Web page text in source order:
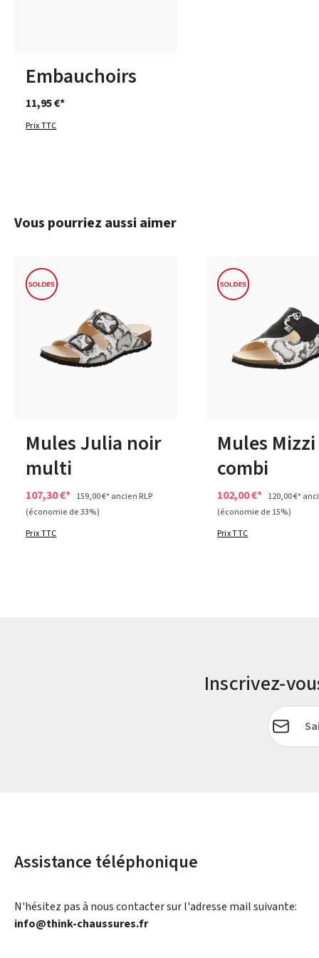
Embauchoirs
11,95 €*
Prix TTC
Ignorer la galerie de produits
Vous pourriez aussi aimer
Mules Julia noir
multi
107,30 €* 159,00 €*ancien RLP
(économie de 33%)
Prix TTC
Mules
combi
102,00 €* 120,00 €*
(économie de 15%)
Prix TTC
Inscrivez-
Adresse e-
Assistance téléphonique
N'hésitez pas à nous contacter sur l'adresse mail suivante:
info@think-chaussures.fr